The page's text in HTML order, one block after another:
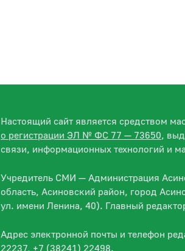
Настоящий сайт является средством
о регистрации ЭЛ № ФС 77 — 73650,
связи, информационных технологий и
Учредитель СМИ — Администрация
область, Асиновский район, город
ул. имени Ленина, 40). Главный
Адрес электронной почты и телефон
22237, +7 (38241) 22498.